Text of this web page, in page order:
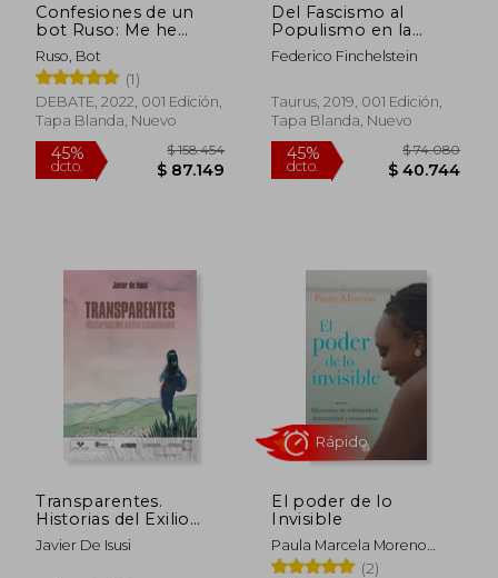
20%
dcto. $ 65.600
45%
dcto. $
Confesiones de un
bot Ruso: Me he
Pasado Bastantes
Años Insultándote en
Redes Sociales
Porque Alguien me
Pagaba. Ahora que ya
Quiero Contarte
Cómo lo Hacía.
Ruso, Bot
(1)
DEBATE, 2022, 001 Edición,
Tapa Blanda, Nuevo
Del Fascismo al
Populismo en la
Historia
Federico Finchelstein
Taurus, 2019, 001 Edición,
Tapa Blanda, Nuevo
Transparentes.
Historias del Exilio
Colombiano
Javier De Isusi
El poder de lo
Invisible
Paula Marcela Moreno
Zapata
(2)